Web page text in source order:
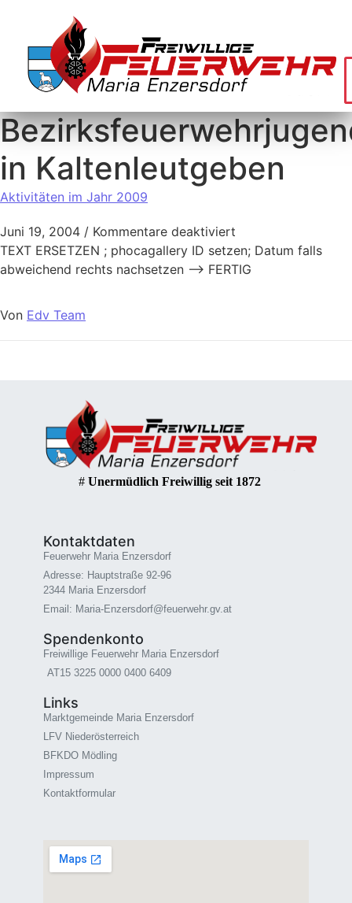
in Kaltenleutgeben
Aktivitäten im Jahr 2009
Juni 19, 2004 / Kommentare deaktiviert
TEXT ERSETZEN ; phocagallery ID setzen; Datum falls
abweichend rechts nachsetzen –> FERTIG
Von Edv Team
# Unermüdlich Freiwillig seit 1872
Kontaktdaten
Feuerwehr Maria Enzersdorf
Adresse: Hauptstraße 92-96
2344 Maria Enzersdorf
Email: Maria-Enzersdorf@feuerwehr.gv.at
Spendenkonto
Freiwillige Feuerwehr Maria Enzersdorf
AT15 3225 0000 0400 6409
Links
Marktgemeinde Maria Enzersdorf
LFV Niederösterreich
BFKDO Mödling
Impressum
Kontaktformular